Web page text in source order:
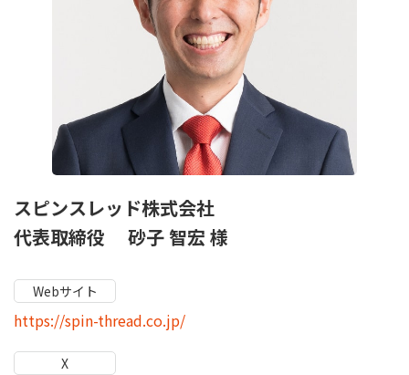
スピンスレッド株式会社
代表取締役
砂子 智宏 様
Webサイト
https://spin-thread.co.jp/
X